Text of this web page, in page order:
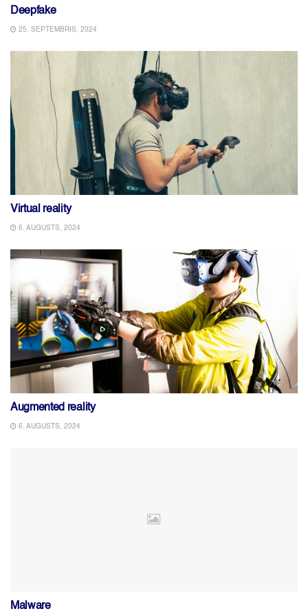
Deepfake
25. SEPTEMBRIS, 2024
Virtual reality
6. AUGUSTS, 2024
Augmented reality
6. AUGUSTS, 2024
Malware